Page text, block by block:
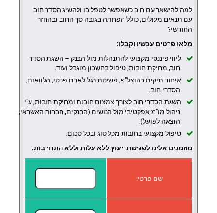
למה להישאר עם חוב כשאפשר לטפל בו ולהשיג הסדר חוב
עם תנאים מעולים, כולל הפחתה בגובה סך החוב ובהחזר
החודשי?
מלאו פרטים עכשיו וקבלו:
ליווי פיננסי מקצועי להתנהלות מול הבנק – השגת הסדר
חוב, מחיקת חובות, טיפול בחשבון מוגבל ועוד.
איחוד תיקים בהוצל"פ, פשיטת רגל לאדם פרטי, הלוואות,
הסדרי חוב.
השגת הסדרי חוב לצורך צמצום חובות ומחיקת חובות, ע"י
ניהול מו"מ אפקטיבי מול הנושים (הבנקים, חברות האשראי,
הוצאה לפועל).
טיפול מקצועי בחובות מכל סוג ובכל סכום.
מוזמנים אלינו לפגישת ייעוץ ללא עלות וללא התחייבות.
שם פרטי: